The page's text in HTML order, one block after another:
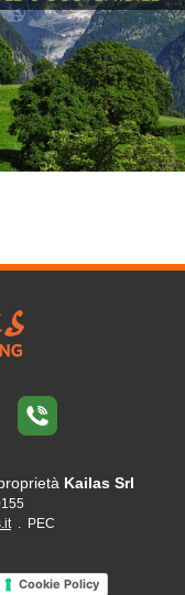
Kailas Srl
. PEC
Cookie Policy